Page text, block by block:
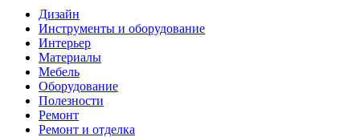
Дизайн
Инструменты и оборудование
Интерьер
Материалы
Мебель
Оборудование
Полезности
Ремонт
Ремонт и отделка